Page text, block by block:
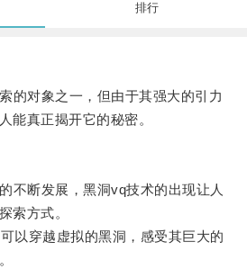
排行
对象之一，但由于其强大的引力
能真正揭开它的秘密。
断发展，黑洞vq技术的出现让人
索方式。
穿越虚拟的黑洞，感受其巨大的